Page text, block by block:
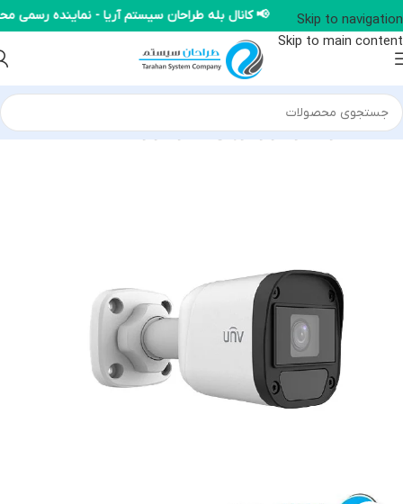
Skip to navigation
Skip to main content
📢 کانال بله طراحان سیستم آریا - نماینده
خانه/محصولات یونی ویو/دوربین HD یونی ویو